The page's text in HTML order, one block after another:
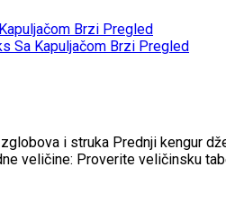
Brzi Pregled
Brzi Pregled
i struka Prednji kengur
veličine: Proverite veličinsku